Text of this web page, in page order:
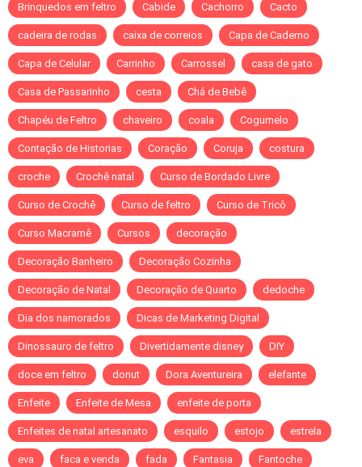
Brinquedos em feltro Cabide Cachorro Cacto
cadeira de rodas caixa de correios Capa de Caderno
Capa de Celular Carrinho Carrossel casa de gato
Casa de Passarinho cesta Chá de Bebê
Chapéu de Feltro chaveiro coala Cogumelo
Contação de Historias Coração Coruja costura
croche Crochê natal Curso de Bordado Livre
Curso de Crochê Curso de feltro Curso de Tricô
Curso Macramê Cursos decoração
Decoração Banheiro Decoração Cozinha
Decoração de Natal Decoração de Quarto dedoche
Dia dos namorados Dicas de Marketing Digital
Dinossauro de feltro Divertidamente disney DIY
doce em feltro donut Dora Aventureira elefante
Enfeite Enfeite de Mesa enfeite de porta
Enfeites de natal artesanato esquilo estojo estrela
eva faca e venda fada Fantasia Fantoche